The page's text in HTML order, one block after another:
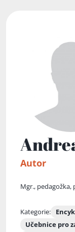
Autor
Mgr.,
Kategorie:
Učebnice pro